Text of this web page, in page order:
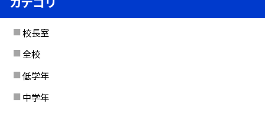
校長室
全校
低学年
中学年